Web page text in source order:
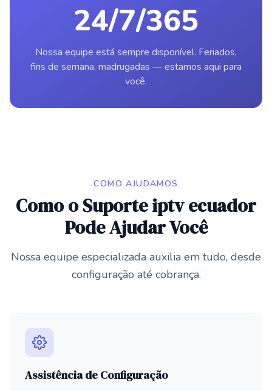
24/7/365
Nossa equipe está sempre disponível. Feriados,
fins de semana, madrugadas — estamos aqui para
você.
COMO AJUDAMOS
Como o Suporte iptv ecuador
Pode Ajudar Você
Nossa equipe especializada auxilia em tudo, desde
configuração até cobrança.
Assistência de Configuração